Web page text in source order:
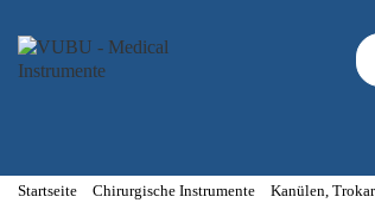
Startseite Chirurgische Instrumente Kanülen,